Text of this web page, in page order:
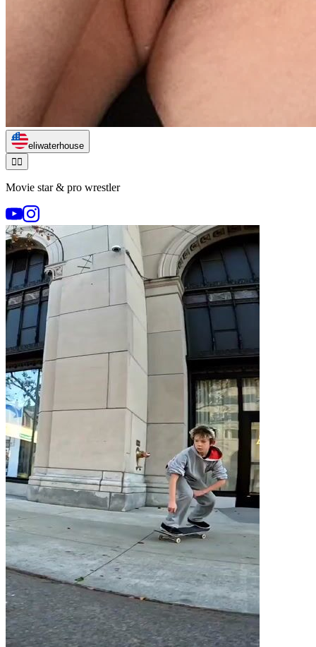
eliwaterhouse
🏃‍♂️
Movie star & pro wrestler